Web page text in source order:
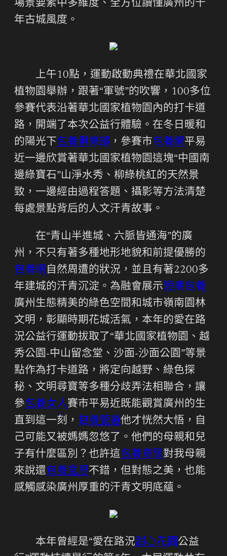
場景要素中多維度、全方位讀懂廣州的千
年古城風度。
上午10點，運動啟動典禮在華北國家
植物園舉辦，跟著“軍號”的吹響，100多位
參賽代表沿著華北國家植物園內的打卡道
路，開端了本次公益行體驗。在冬日暖和
的陽光下包養俱樂部 ，參賽市包養網平易
近一邊欣賞著華北國家植物園這塊“中國南
邊綠寶石”山淨水秀、柳綠桃紅的天然景
致，一邊經由過程答題、攝影等方法清楚
每處景點背后的人文汗青故事。
在“青山半進城、六脈皆通海”的廣
州，不只有著多種地形地貌和前提優勝的
包養網 自然周遭的狀況，並且有著2200多
年建城的汗青沉淀。為融會展示短期包養
廣州生態精美的綠色空間和城市嶺南園林
文明，彰顯時期花城活氣，本年的愛在路
況公益行運動拔取了“華北國家植物園、越
秀公園-中山留念堂、沙面-沙面公園”等景
點作為打卡道路，將定向越野、綠色探
秘、文明尋寶等多種分歧弄法相聯合，讓
參包養女人賽市平易近既能觀賞廣州的生
直到這一刻， 包養管道他才恍然大悟，自
己可能又被媽媽忽悠了。他們的母親和兒
子有什麼區別？也許這包養意思對我母親
來說還包養意思不錯，但對態之美，也能
感觸感染廣州厚重的汗青文明底蘊。
本年曾經是“愛在路況甜心花園公益